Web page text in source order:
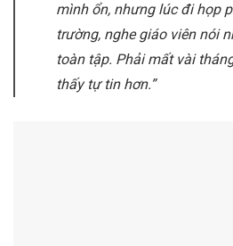
mình ổn, nhưng lúc đi họp
trường, nghe giáo viên nói
toàn tập. Phải mất vài
thấy tự tin hơn.”